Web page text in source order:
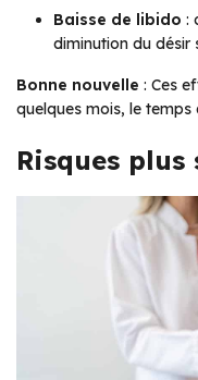
Baisse de libido :
diminution du désir
Bonne nouvelle : Ces
quelques mois, le temps
Risques